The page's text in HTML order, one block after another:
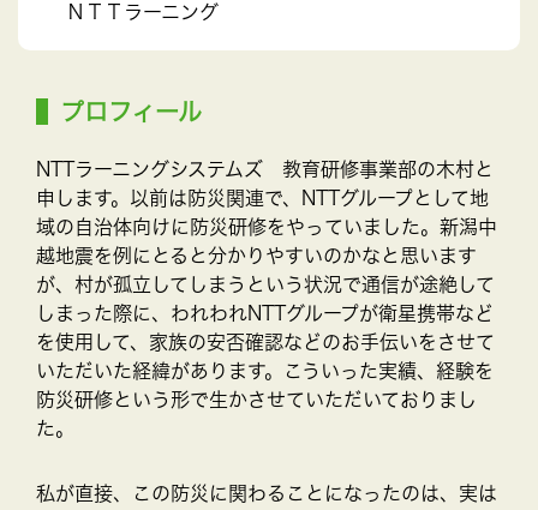
ＮＴＴラーニング
プロフィール
NTTラーニングシステムズ 教育研修事業部の木村と
申します。以前は防災関連で、NTTグループとして地
域の自治体向けに防災研修をやっていました。新潟中
越地震を例にとると分かりやすいのかなと思います
が、村が孤立してしまうという状況で通信が途絶して
しまった際に、われわれNTTグループが衛星携帯など
を使用して、家族の安否確認などのお手伝いをさせて
いただいた経緯があります。こういった実績、経験を
防災研修という形で生かさせていただいておりまし
た。
私が直接、この防災に関わることになったのは、実は